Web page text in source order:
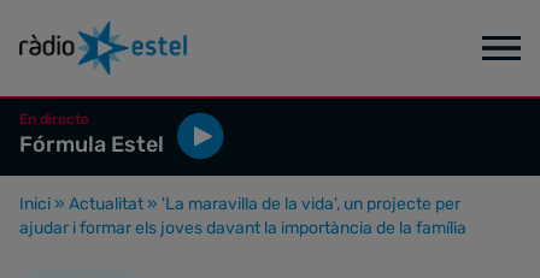
En directe
Fórmula Estel
Inici » Actualitat » 'La maravilla de la vida', un projecte per
ajudar i formar els joves davant la importància de la família